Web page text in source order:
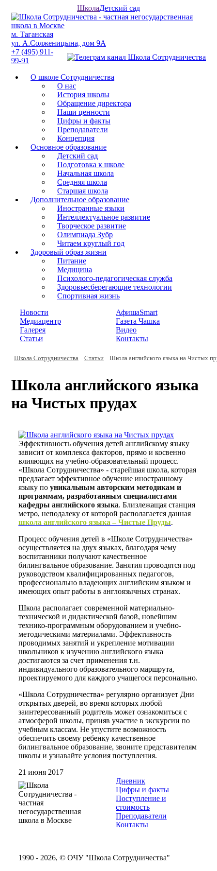
ШколаДетский сад
м. Таганская
ул. А.Солженицына, дом 9А
+7 (495) 911-
99-91
О школе Сотрудничества
О нас
История школы
Обращение директора
Наши ценности
Цифры и факты
Преподаватели
Концепция
Основное образование
Детский сад
Подготовка к школе
Начальная школа
Средняя школа
Старшая школа
Дополнительное образование
Иностранные языки
Интеллектуальное развитие
Творческое развитие
Олимпиада Зубр
Читаем круглый год
Здоровый образ жизни
Питание
Медицина
Психолого-педагогическая служба
Здоровьесберегающие технологии
Спортивная жизнь
Новости
АфишаSmart
Медиацентр
Газета Чашка
Галерея
Видео
Статьи
Контакты
Школа Сотрудничества Статьи Школа английского языка на Чистых
Школа английского языка
на Чистых прудах
Эффективность обучения детей английскому языку
зависит от комплекса факторов, прямо и косвенно
влияющих на учебно-образовательный процесс.
«Школа Сотрудничества» - старейшая школа, которая
предлагает эффективное обучение иностранному
языку по уникальным авторским методикам и
программам, разработанным специалистами
кафедры английского языка. Близлежащая станция
метро, неподалеку от которой располагается данная
школа английского языка – Чистые Пруды.
Процесс обучения детей в «Школе Сотрудничества»
осуществляется на двух языках, благодаря чему
воспитанники получают качественное
билингвальное образование. Занятия проводятся под
руководством квалифицированных педагогов,
профессионально владеющих английским языком и
имеющих опыт работы в англоязычных странах.
Школа располагает современной материально-
технической и дидактической базой, новейшим
технико-программным оборудованием и учебно-
методическими материалами. Эффективность
проводимых занятий и укрепление мотивации
школьников к изучению английского языка
достигаются за счет применения т.н.
индивидуального образовательного маршрута,
проектируемого для каждого учащегося персонально.
«Школа Сотрудничества» регулярно организует Дни
открытых дверей, во время которых любой
заинтересованный родитель может ознакомиться с
атмосферой школы, приняв участие в экскурсии по
учебным классам. Не упустите возможность
обеспечить своему ребенку качественное
билингвальное образование, звоните представителям
школы и узнавайте условия поступления.
21 июня 2017
Дневник
Цифры и факты
Поступление и
стоимость
Преподаватели
Контакты
1990 - 2026, © ОЧУ "Школа Сотрудничества"